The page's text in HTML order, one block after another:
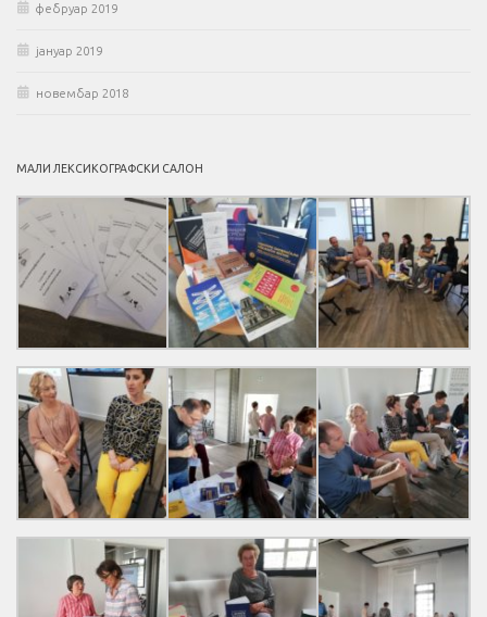
фебруар 2019
јануар 2019
новембар 2018
МАЛИ ЛЕКСИКОГРАФСКИ САЛОН